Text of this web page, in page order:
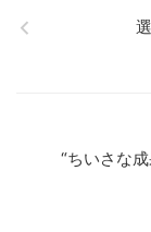
“ちいさな